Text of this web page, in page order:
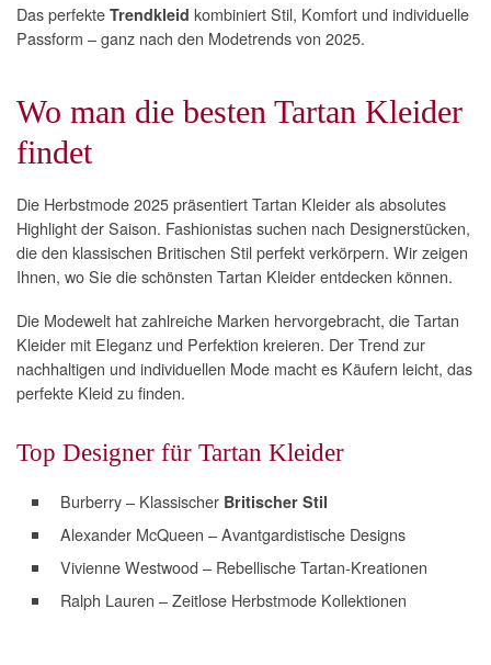
Das perfekte Trendkleid kombiniert Stil, Komfort und individuelle
Passform – ganz nach den Modetrends von 2025.
Wo man die besten Tartan Kleider
findet
Die Herbstmode 2025 präsentiert Tartan Kleider als absolutes
Highlight der Saison. Fashionistas suchen nach Designerstücken,
die den klassischen Britischen Stil perfekt verkörpern. Wir zeigen
Ihnen, wo Sie die schönsten Tartan Kleider entdecken können.
Die Modewelt hat zahlreiche Marken hervorgebracht, die Tartan
Kleider mit Eleganz und Perfektion kreieren. Der Trend zur
nachhaltigen und individuellen Mode macht es Käufern leicht, das
perfekte Kleid zu finden.
Top Designer für Tartan Kleider
Burberry – Klassischer Britischer Stil
Alexander McQueen – Avantgardistische Designs
Vivienne Westwood – Rebellische Tartan-Kreationen
Ralph Lauren – Zeitlose Herbstmode Kollektionen